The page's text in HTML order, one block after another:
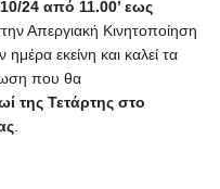
24 από 11.00’ εως
Απεργιακή Κινητοποίηση
εκείνη και καλεί τα
που θα
της Τετάρτης στο